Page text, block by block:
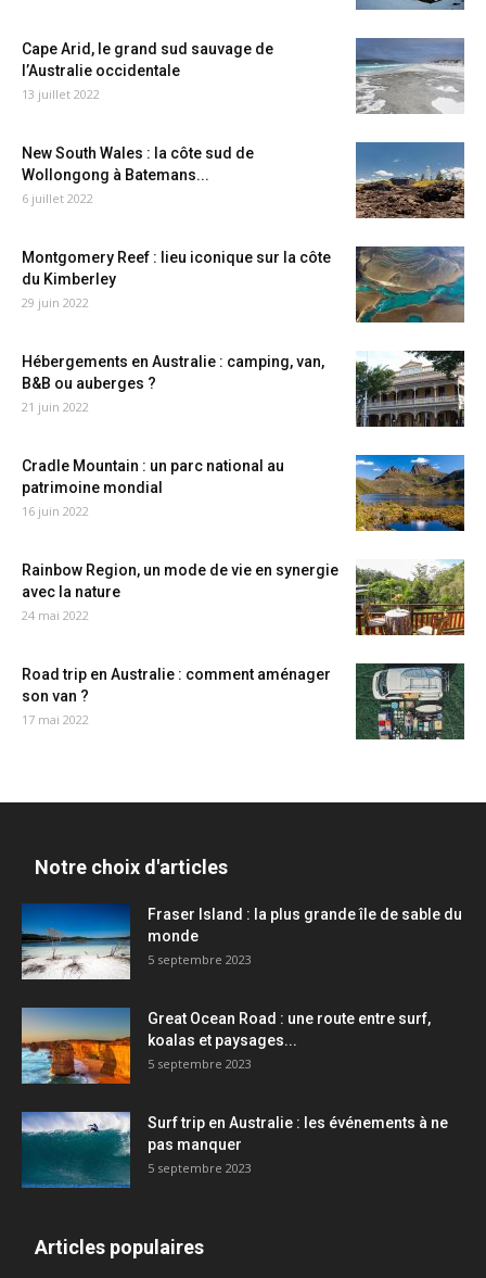
Cape Arid, le grand sud sauvage de
l’Australie occidentale
13 juillet 2022
New South Wales : la côte sud de
Wollongong à Batemans...
6 juillet 2022
Montgomery Reef : lieu iconique sur la côte
du Kimberley
29 juin 2022
Hébergements en Australie : camping, van,
B&B ou auberges ?
21 juin 2022
Cradle Mountain : un parc national au
patrimoine mondial
16 juin 2022
Rainbow Region, un mode de vie en synergie
avec la nature
24 mai 2022
Road trip en Australie : comment aménager
son van ?
17 mai 2022
Notre choix d'articles
Fraser Island : la plus grande île de sable du
monde
5 septembre 2023
Great Ocean Road : une route entre surf,
koalas et paysages...
5 septembre 2023
Surf trip en Australie : les événements à ne
pas manquer
5 septembre 2023
Articles populaires